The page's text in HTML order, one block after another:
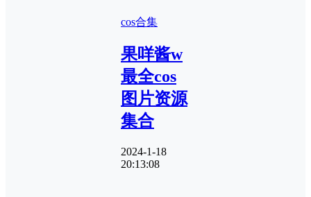
cos合集
果咩酱w
最全cos
图片资源
集合
2024-1-18
20:13:08